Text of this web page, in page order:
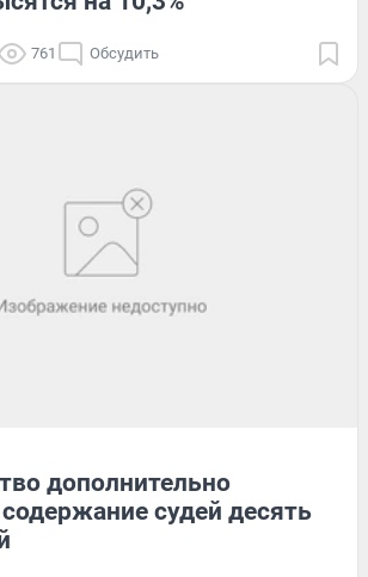
761 Обсудить
дополнительно
судей десять